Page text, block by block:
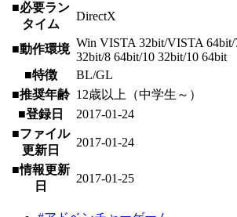
■必要ラン
タイム
DirectX
■動作環境 Win VISTA 32bit/VISTA 64bit/
32bit/8 64bit/10 32bit/10 64bit
■特徴
BL/GL
■推奨年齢 12歳以上（中学生～）
■登録日
2017-01-24
■ファイル
更新日
2017-01-24
■情報更新
日
2017-01-25